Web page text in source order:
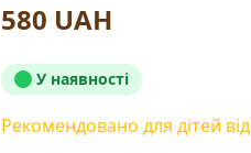
580 UAH
У наявності
Рекомендовано для дітей від